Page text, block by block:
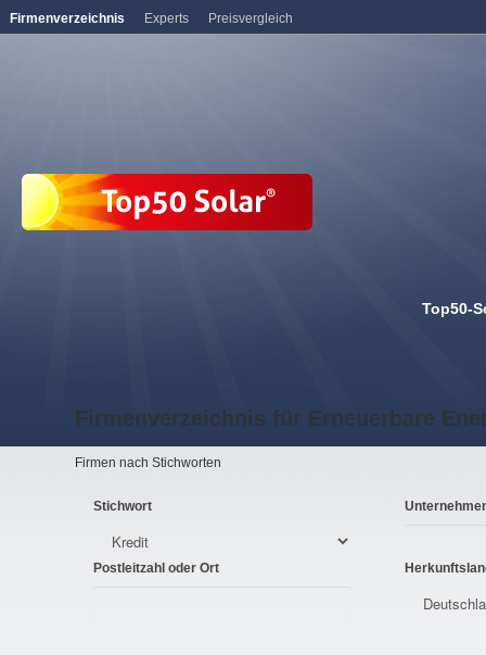
Top50-
Firmenverzeichnis für Erneuerbare
Firmen nach Stichworten
Stichwort
Postleitzahl oder Ort
Firmenverzeichnis Experts Preisvergleich